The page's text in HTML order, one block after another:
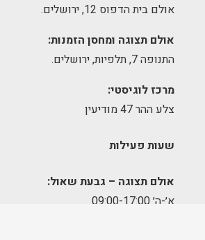
אולם בית הדפוס 12, ירושלים.
אולם תצוגה ומחסן הזמנות:
התנופה 7, תלפיות, ירושלים.
מרכז לוגיסטי:
צלע ההר 47 מודיעין
שעות פעילות
אולם תצוגה – גבעת שאול:
א׳-ה׳ 09:00-17:00